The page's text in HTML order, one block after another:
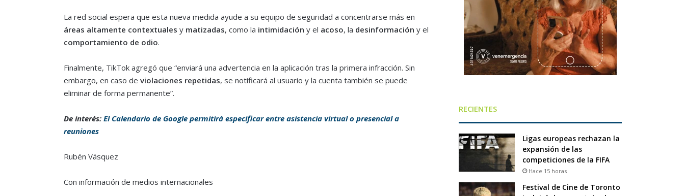
La red social espera que esta nueva medida ayude a su equipo de seguridad a concentrarse más en
áreas altamente contextuales y matizadas, como la intimidación y el acoso, la desinformación y el
comportamiento de odio.
Finalmente, TikTok agregó que “enviará una advertencia en la aplicación tras la primera infracción. Sin
embargo, en caso de violaciones repetidas, se notificará al usuario y la cuenta también se puede
eliminar de forma permanente”.
De interés: El Calendario de Google permitirá especificar entre asistencia virtual o presencial a
reuniones
Rubén Vásquez
Con información de medios internacionales
RECIENTES
Ligas europeas rechazan la
expansión de las
competiciones de la FIFA
Hace 15 horas
Festival de Cine de Toronto